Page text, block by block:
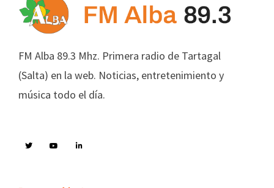
FM Alba 89.3 Mhz. Primera radio de Tartagal
(Salta) en la web. Noticias, entretenimiento y
música todo el día.